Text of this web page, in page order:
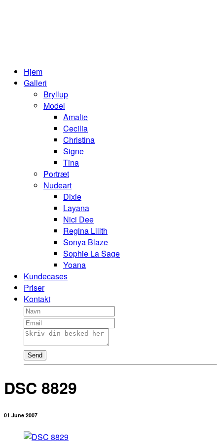
Hjem
Galleri
Bryllup
Model
Amalie
Cecilia
Christina
Signe
Tina
Portræt
Nudeart
Dixie
Layana
Nici Dee
Regina Lilith
Sonya Blaze
Sophie La Sage
Yoana
Kundecases
Priser
Kontakt
Send
DSC 8829
01 June 2007